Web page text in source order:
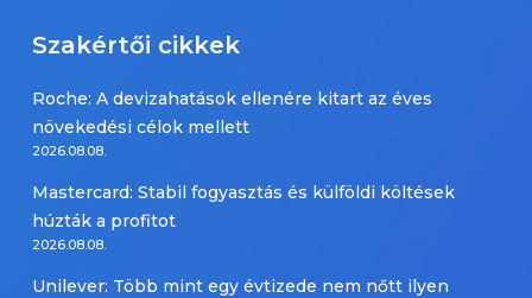
Szakértői cikkek
Roche: A devizahatások ellenére kitart az éves
növekedési célok mellett
2026.08.08.
Mastercard: Stabil fogyasztás és külföldi költések
húzták a profitot
2026.08.08.
Unilever: Több mint egy évtizede nem nőtt ilyen